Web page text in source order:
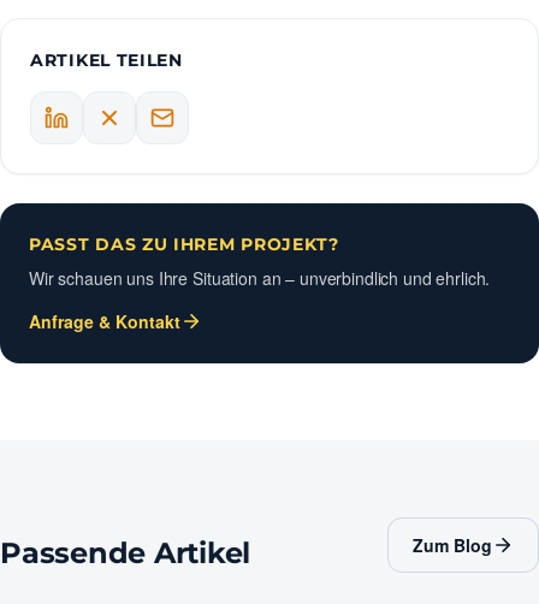
ARTIKEL TEILEN
PASST DAS ZU IHREM PROJEKT?
Wir schauen uns Ihre Situation an – unverbindlich und ehrlich.
Anfrage & Kontakt
Passende Artikel Zum Blog